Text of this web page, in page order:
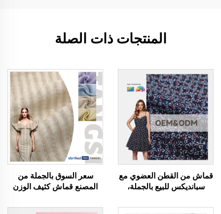
المنتجات ذات الصلة
قماش من القطن العضوي مع
سبانديكس للبيع بالجملة،
الطلب لملابس النساء
سعر السوق بالجملة من
المصنع قماش كثيف الوزن
الكتان ملون قبل الغزل